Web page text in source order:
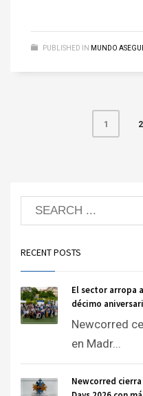
PUBLISHED IN MUNDO
1 2
RECENT POSTS
El sector arropa
décimo
Newcorred
en Madr...
Newcorred